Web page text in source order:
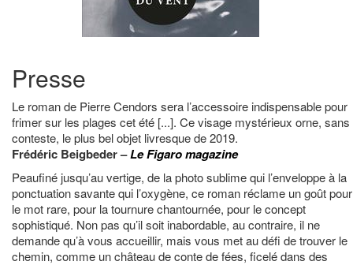
Presse
Le roman de Pierre Cendors sera l’accessoire indispensable pour
frimer sur les plages cet été [...]. Ce visage mystérieux orne, sans
conteste, le plus bel objet livresque de 2019.
Frédéric Beigbeder –Le Figaro magazine
Peaufiné jusqu’au vertige, de la photo sublime qui l’enveloppe à la
ponctuation savante qui l’oxygène, ce roman réclame un goût pour
le mot rare, pour la tournure chantournée, pour le concept
sophistiqué. Non pas qu’il soit inabordable, au contraire, il ne
demande qu’à vous accueillir, mais vous met au défi de trouver le
chemin, comme un château de conte de fées, ficelé dans des